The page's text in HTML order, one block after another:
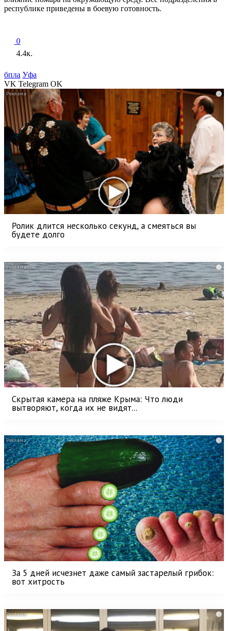
республике приведены в боевую готовность.
0
4.4к.
бпла Уфа
VK Telegram OK
i
Ролик длится несколько секунд, а смеяться вы
будете долго
i
Скрытая камера на пляже Крыма: Что люди
вытворяют, когда их не видят...
i
За 5 дней исчезнет даже самый застарелый грибок:
вот хитрость
i